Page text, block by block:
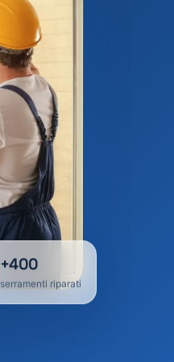
+400
serramenti riparati